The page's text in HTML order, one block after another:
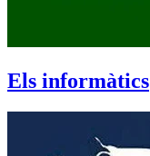
Els informàtics